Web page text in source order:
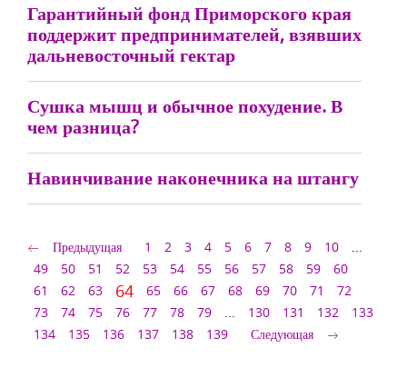
Гарантийный фонд Приморского края
поддержит предпринимателей, взявших
дальневосточный гектар
Сушка мышц и обычное похудение. В
чем разница?
Навинчивание наконечника на штангу
Предыдущая 1 2 3 4 5 6 7 8 9 10
...
49
50 51 52 53 54 55 56 57 58 59
60
61
62 63 64 65 66 67 68 69 70 71
72
73
74 75 76 77 78 79 ... 130 131 132
133
134
135 136 137 138 139 Следующая